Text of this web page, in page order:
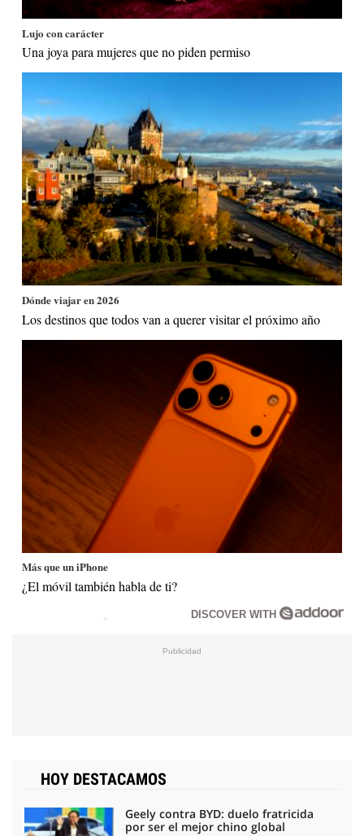
Lujo con carácter
Una joya para mujeres que no piden permiso
Dónde viajar en 2026
Los destinos que todos van a querer visitar el próximo año
Más que un iPhone
¿El móvil también habla de ti?
DISCOVER WITH
HOY DESTACAMOS
Geely contra BYD: duelo fratricida
por ser el mejor chino global